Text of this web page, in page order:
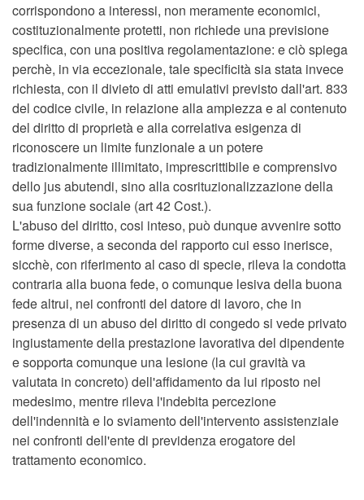
corrispondono a interessi, non meramente economici,
costituzionalmente protetti, non richiede una previsione
specifica, con una positiva regolamentazione: e ciò spiega
perchè, in via eccezionale, tale specificità sia stata invece
richiesta, con il divieto di atti emulativi previsto dall'art. 833
del codice civile, in relazione alla ampiezza e al contenuto
del diritto di proprietà e alla correlativa esigenza di
riconoscere un limite funzionale a un potere
tradizionalmente illimitato, imprescrittibile e comprensivo
dello jus abutendi, sino alla cosrituzionalizzazione della
sua funzione sociale (art 42 Cost.).
L'abuso del diritto, cosi inteso, può dunque avvenire sotto
forme diverse, a seconda del rapporto cui esso inerisce,
sicchè, con riferimento al caso di specie, rileva la condotta
contraria alla buona fede, o comunque lesiva della buona
fede altrui, nei confronti del datore di lavoro, che in
presenza di un abuso del diritto di congedo si vede privato
ingiustamente della prestazione lavorativa del dipendente
e sopporta comunque una lesione (la cui gravità va
valutata in concreto) dell'affidamento da lui riposto nel
medesimo, mentre rileva l'indebita percezione
dell'indennità e lo sviamento dell'intervento assistenziale
nei confronti dell'ente di previdenza erogatore del
trattamento economico.